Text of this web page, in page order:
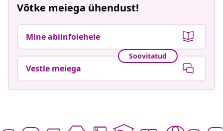
Võtke meiega ühendust!
Mine abiinfolehele
Soovitatud
Vestle meiega